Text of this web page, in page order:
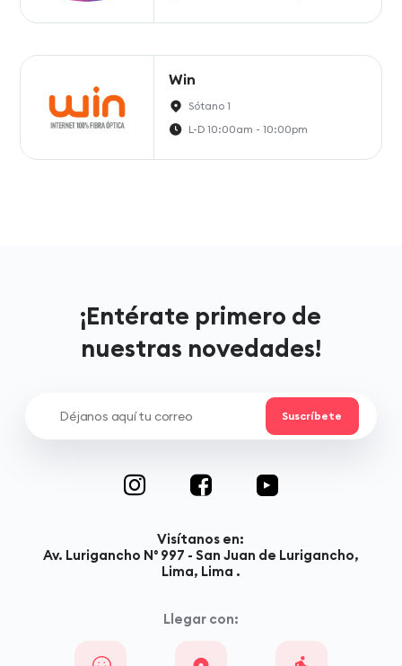
Win
Sótano 1
L-D 10:00am - 10:00pm
¡Entérate primero de
nuestras novedades!
Visítanos en:
Av. Lurigancho N° 997 - San Juan de Lurigancho,
Lima, Lima .
Llegar con: